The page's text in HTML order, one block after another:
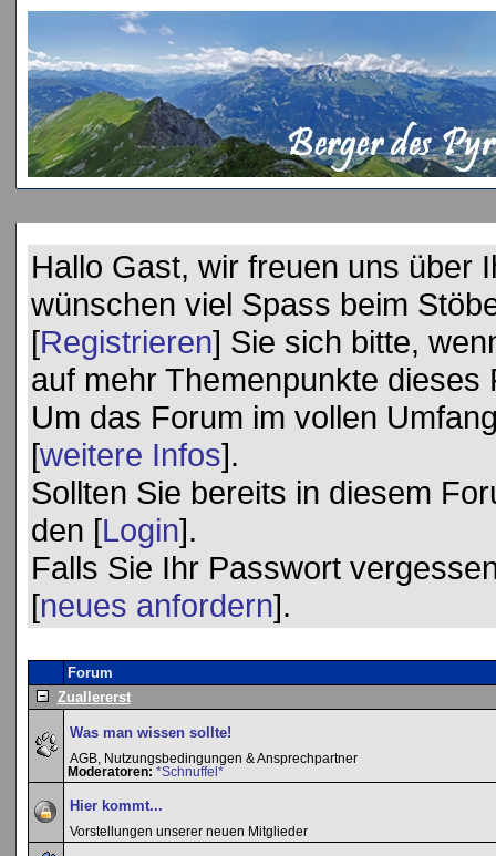
Hallo Gast, wir freuen uns über
wünschen viel Spass beim
[Registrieren] Sie sich bitte,
auf mehr Themenpunkte
Um das Forum im vollen
[weitere Infos].
Sollten Sie bereits in diesem
den [Login].
Falls Sie Ihr Passwort
[neues anfordern].
Forum
Zuallererst
Was man wissen sollte!
AGB, Nutzungsbedingungen & Ansprechpartner
Moderatoren: *Schnuffel*
Hier kommt...
Vorstellungen unserer neuen Mitglieder